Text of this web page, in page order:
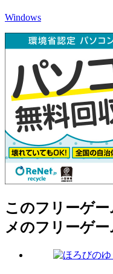
Windows
このフリーゲ
メのフリーゲー